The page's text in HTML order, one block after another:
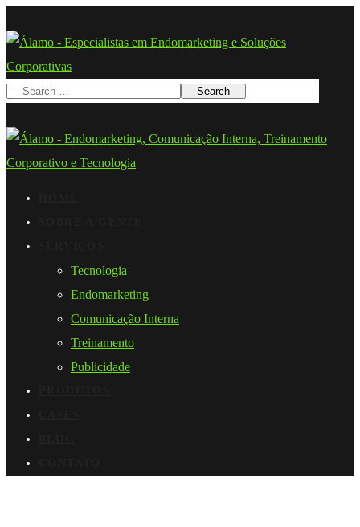
Tecnologia
Endomarketing
Comunicação Interna
Treinamento
Publicidade